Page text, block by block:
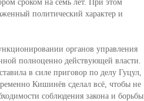
сроком на семь лет. При этом
политический характер и
органов управления
полноценно действующей власти.
в силе приговор по делу Гуцул,
Кишинёв сделал всё, чтобы не
соблюдения закона и борьбы